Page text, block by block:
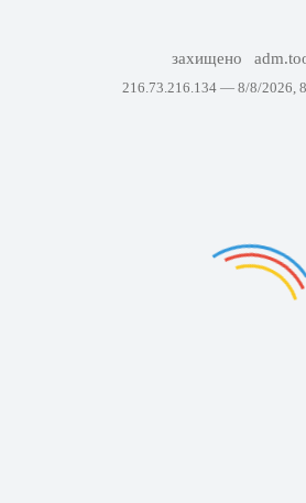
захищено
216.73.216.134 — 8/8/2026,